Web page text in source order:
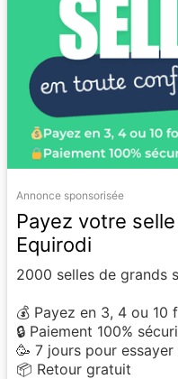
Annonce sponsorisée
Payez votre
Equirodi
2000 selles de grands
💰 Payez en 3, 4 ou 10
🔒 Paiement 100%
🥳 7 jours pour essayer
📦 Retour gratuit